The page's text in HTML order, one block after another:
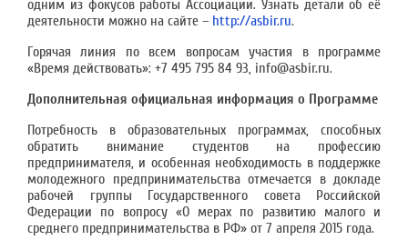
одним из фокусов работы Ассоциации. Узнать детали об её
деятельности можно на сайте – http://asbir.ru.
Горячая линия по всем вопросам участия в программе
«Время действовать»: +7 495 795 84 93, info@asbir.ru.
Дополнительная официальная информация о Программе
Потребность в образовательных программах, способных
обратить внимание студентов на профессию
предпринимателя, и особенная необходимость в поддержке
молодежного предпринимательства отмечается в докладе
рабочей группы Государственного совета Российской
Федерации по вопросу «О мерах по развитию малого и
среднего предпринимательства в РФ» от 7 апреля 2015 года.